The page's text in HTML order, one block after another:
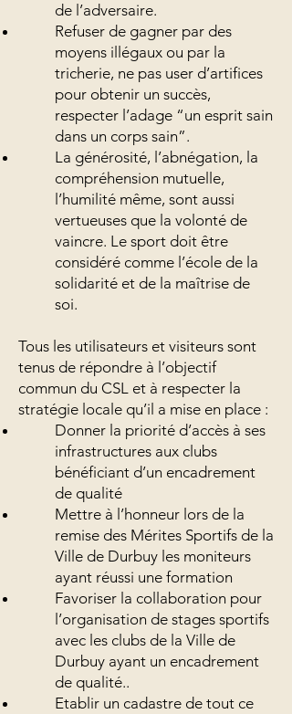
de l’adversaire.
Refuser de gagner par des
moyens illégaux ou par la
tricherie, ne pas user d’artifices
pour obtenir un succès,
respecter l’adage “un esprit sain
dans un corps sain”.
La générosité, l’abnégation, la
compréhension mutuelle,
l’humilité même, sont aussi
vertueuses que la volonté de
vaincre. Le sport doit être
considéré comme l’école de la
solidarité et de la maîtrise de
soi.
Tous les utilisateurs et visiteurs sont
tenus de répondre à l’objectif
commun du CSL et à respecter la
stratégie locale qu’il a mise en place :
Donner la priorité d’accès à ses
infrastructures aux clubs
bénéficiant d’un encadrement
de qualité
Mettre à l’honneur lors de la
remise des Mérites Sportifs de la
Ville de Durbuy les moniteurs
ayant réussi une formation
Favoriser la collaboration pour
l’organisation de stages sportifs
avec les clubs de la Ville de
Durbuy ayant un encadrement
de qualité..
Etablir un cadastre de tout ce